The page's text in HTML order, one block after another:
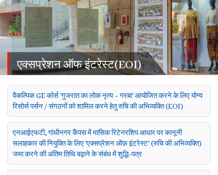
एक्सप्रेशन ऑफ इंटरेस्ट(EOI)
वैकल्पिक GE कोर्स 'गुजरात का लोक नृत्य – गरबा' आयोजित करने के लिए योग्य
रिसोर्स पर्सन / संगठनों को शामिल करने हेतु रुचि की अभिव्यक्ति (EOI)
एनआईएफटी, गांधीनगर कैंपस में मासिक रिटेनरशिप आधार पर कानूनी
सलाहकार की नियुक्ति के लिए 'एक्सप्रेशन ऑफ़ इंटरेस्ट' (रुचि की अभिव्यक्ति)
जमा करने की अंतिम तिथि बढ़ाने के संबंध में शुद्धि-पत्र